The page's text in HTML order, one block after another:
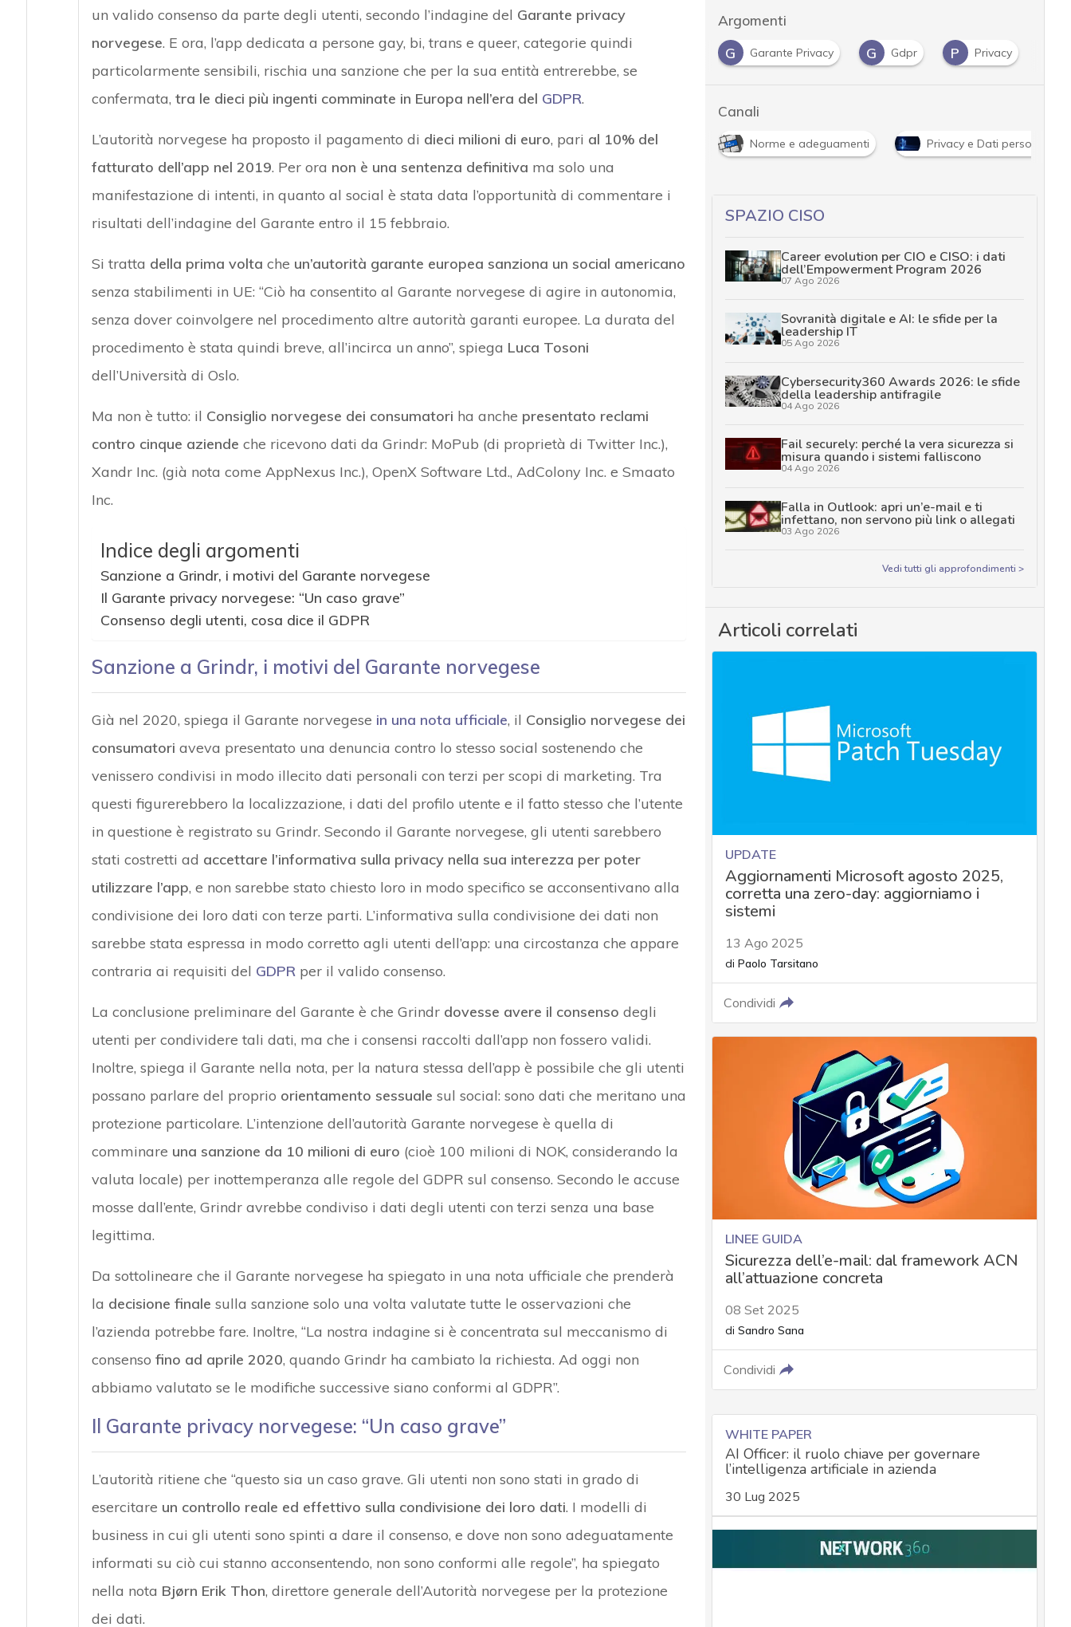
un valido consenso da parte degli utenti, secondo l’indagine del Garante privacy
norvegese. E ora, l’app dedicata a persone gay, bi, trans e queer, categorie quindi
particolarmente sensibili, rischia una sanzione che per la sua entità entrerebbe, se
confermata, tra le dieci più ingenti comminate in Europa nell’era del GDPR.
L’autorità norvegese ha proposto il pagamento di dieci milioni di euro, pari al 10% del
fatturato dell’app nel 2019. Per ora non è una sentenza definitiva ma solo una
manifestazione di intenti, in quanto al social è stata data l’opportunità di commentare i
risultati dell’indagine del Garante entro il 15 febbraio.
Si tratta della prima volta che un’autorità garante europea sanziona un social americano
senza stabilimenti in UE: “Ciò ha consentito al Garante norvegese di agire in autonomia,
senza dover coinvolgere nel procedimento altre autorità garanti europee. La durata del
procedimento è stata quindi breve, all’incirca un anno”, spiega Luca Tosoni
dell’Università di Oslo.
Ma non è tutto: il Consiglio norvegese dei consumatori ha anche presentato reclami
contro cinque aziende che ricevono dati da Grindr: MoPub (di proprietà di Twitter Inc.),
Xandr Inc. (già nota come AppNexus Inc.), OpenX Software Ltd., AdColony Inc. e Smaato
Inc.
Indice degli argomenti
Sanzione a Grindr, i motivi del Garante norvegese
Il Garante privacy norvegese: “Un caso grave”
Consenso degli utenti, cosa dice il GDPR
Sanzione a Grindr, i motivi del Garante norvegese
Già nel 2020, spiega il Garante norvegese in una nota ufficiale, il Consiglio norvegese dei
consumatori aveva presentato una denuncia contro lo stesso social sostenendo che
venissero condivisi in modo illecito dati personali con terzi per scopi di marketing. Tra
questi figurerebbero la localizzazione, i dati del profilo utente e il fatto stesso che l’utente
in questione è registrato su Grindr. Secondo il Garante norvegese, gli utenti sarebbero
stati costretti ad accettare l’informativa sulla privacy nella sua interezza per poter
utilizzare l’app, e non sarebbe stato chiesto loro in modo specifico se acconsentivano alla
condivisione dei loro dati con terze parti. L’informativa sulla condivisione dei dati non
sarebbe stata espressa in modo corretto agli utenti dell’app: una circostanza che appare
contraria ai requisiti del GDPRper il valido consenso.
La conclusione preliminare del Garante è che Grindr dovesse avere il consenso degli
utenti per condividere tali dati, ma che i consensi raccolti dall’app non fossero validi.
Inoltre, spiega il Garante nella nota, per la natura stessa dell’app è possibile che gli utenti
possano parlare del proprio orientamento sessuale sul social: sono dati che meritano una
protezione particolare. L’intenzione dell’autorità Garante norvegese è quella di
comminare una sanzione da 10 milioni di euro (cioè 100 milioni di NOK, considerando la
valuta locale) per inottemperanza alle regole del GDPR sul consenso. Secondo le accuse
mosse dall’ente, Grindr avrebbe condiviso i dati degli utenti con terzi senza una base
legittima.
Da sottolineare che il Garante norvegese ha spiegato in una nota ufficiale che prenderà
la decisione finale sulla sanzione solo una volta valutate tutte le osservazioni che
l’azienda potrebbe fare. Inoltre, “La nostra indagine si è concentrata sul meccanismo di
consenso fino ad aprile 2020, quando Grindr ha cambiato la richiesta. Ad oggi non
abbiamo valutato se le modifiche successive siano conformi al GDPR”.
Il Garante privacy norvegese: “Un caso grave”
L’autorità ritiene che “questo sia un caso grave. Gli utenti non sono stati in grado di
esercitare un controllo reale ed effettivo sulla condivisione dei loro dati. I modelli di
business in cui gli utenti sono spinti a dare il consenso, e dove non sono adeguatamente
informati su ciò cui stanno acconsentendo, non sono conformi alle regole”, ha spiegato
nella nota Bjørn Erik Thon, direttore generale dell’Autorità norvegese per la protezione
dei dati.
Argomenti
D
dati personali G Garante Privacy G Gdpr P Privacy
Canali
News, attualità e analisi Cyber sicurezza e privacy Norme e adeguamenti Privacy e Dati personali
SPAZIO CISO
Career evolution per CIO e CISO: i dati
dell’Empowerment Program 2026
07 Ago 2026
Sovranità digitale e AI: le sfide per la
leadership IT
05 Ago 2026
Cybersecurity360 Awards 2026: le sfide
della leadership antifragile
04 Ago 2026
Fail securely: perché la vera sicurezza si
misura quando i sistemi falliscono
04 Ago 2026
Falla in Outlook: apri un’e-mail e ti
infettano, non servono più link o allegati
03 Ago 2026
Vedi tutti gli approfondimenti >
Articoli correlati
UPDATE
Aggiornamenti Microsoft agosto 2025,
corretta una zero-day: aggiorniamo i
sistemi
13 Ago 2025
di Paolo Tarsitano
Condividi
LINEE GUIDA
Sicurezza dell’e-mail: dal framework ACN
all’attuazione concreta
08 Set 2025
di Sandro Sana
Condividi
WHITE PAPER
AI Officer: il ruolo chiave per governare
l’intelligenza artificiale in azienda
30 Lug 2025